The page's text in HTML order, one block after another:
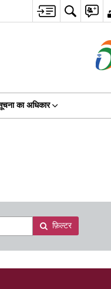
का अधिकार
फ़िल्टर